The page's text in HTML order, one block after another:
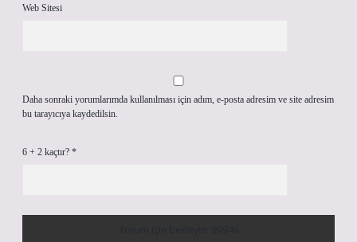
Web Sitesi
Daha sonraki yorumlarımda kullanılması için adım, e-posta adresim ve site adresim
bu tarayıcıya kaydedilsin.
6 + 2 kaçtır? *